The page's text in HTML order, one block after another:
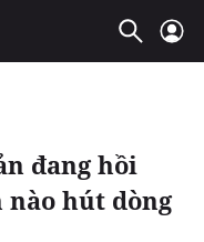
đang hồi
hút dòng